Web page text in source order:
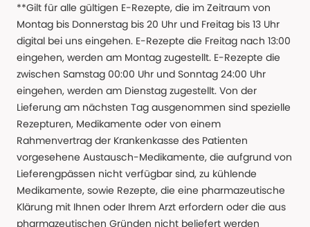
**Gilt für alle gültigen E-Rezepte, die im Zeitraum von
Montag bis Donnerstag bis 20 Uhr und Freitag bis 13 Uhr
digital bei uns eingehen. E-Rezepte die Freitag nach 13:00
eingehen, werden am Montag zugestellt. E-Rezepte die
zwischen Samstag 00:00 Uhr und Sonntag 24:00 Uhr
eingehen, werden am Dienstag zugestellt. Von der
Lieferung am nächsten Tag ausgenommen sind spezielle
Rezepturen, Medikamente oder von einem
Rahmenvertrag der Krankenkasse des Patienten
vorgesehene Austausch-Medikamente, die aufgrund von
Lieferengpässen nicht verfügbar sind, zu kühlende
Medikamente, sowie Rezepte, die eine pharmazeutische
Klärung mit Ihnen oder Ihrem Arzt erfordern oder die aus
pharmazeutischen Gründen nicht beliefert werden